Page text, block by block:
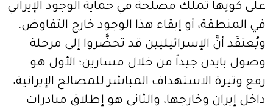
على كونِها تملك مصلحة في حماية الوجود الإيراني
في المنطقة، أو إبقاء هذا الوجود خارج التفاوض.
ويُعتقَد أنَّ الإسرائيليين قد تحضَّروا إلى مرحلة
وصول بايدن جيداً من خلال مسارين؛ الأول هو
رفع وتيرة الاستهداف المباشر للمصالح الإيرانية،
داخل إيران وخارجها، والثاني هو إطلاق مبادرات